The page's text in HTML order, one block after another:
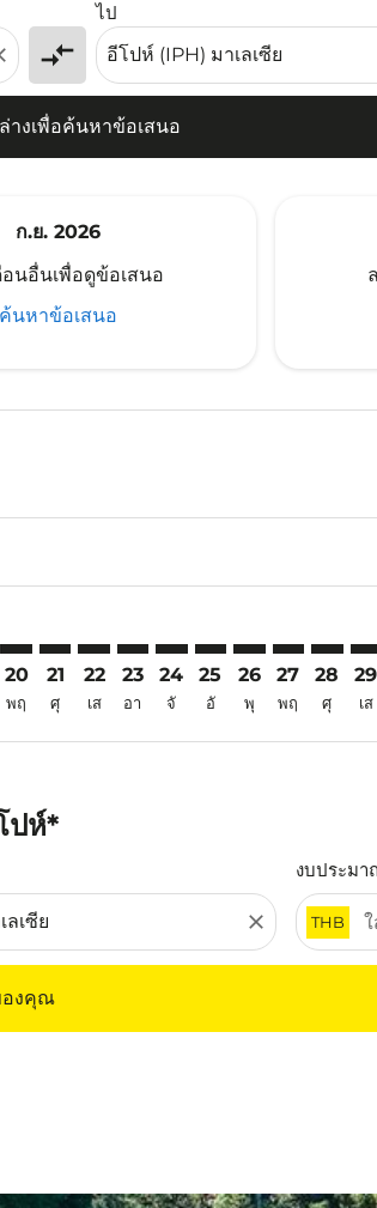
compare_arrows
ไป
างเพื่อค้นหาข้อเสนอ
ก.ย. 2026
อนอื่นเพื่อดูข้อเสนอ
ค้นหาข้อเสนอ
20
พฤ
TRV–IPH: cmp-view-offers-
21
ศุ
TRV–IPH: cmp-view-offers-
22
เส
TRV–IPH: cmp-view-offers-
23
อา
TRV–IPH: cmp-view-
24
จั
TRV–IPH: cmp-
25
อั
TRV–IPH:
26
พุ
TRV–IPH:
27
พฤ
28
ศุ
29
เส
ปห์*
close
งบประม
THB
องคุณ